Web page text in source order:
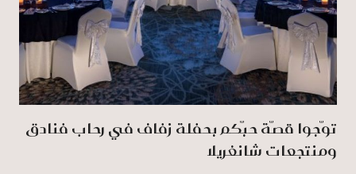
توّجوا قصّة حبّكم بحفلة زفاف في رِحاب فنادق
ومنتجعات شانغريلا